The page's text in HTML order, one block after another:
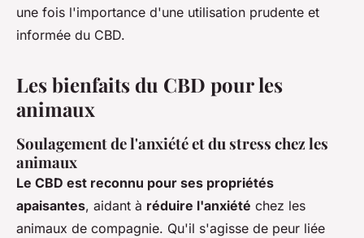
une fois l'importance d'une utilisation prudente et
informée du CBD.
Les bienfaits du CBD pour les
animaux
Soulagement de l'anxiété et du stress chez les
animaux
Le CBD est reconnu pour ses propriétés
apaisantes, aidant à réduire l'anxiété chez les
animaux de compagnie. Qu'il s'agisse de peur liée